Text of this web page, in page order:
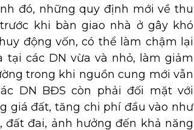
đó, những quy định mới về thu
khi bàn giao nhà ở gây khó
động vốn, có thể làm chậm lại
các DN vừa và nhỏ, làm giảm
trong khi nguồn cung mới vẫn
DN BĐS còn phải đối mặt với
giá đất, tăng chi phí đầu vào như
đất đai, ảnh hưởng đến khả năng